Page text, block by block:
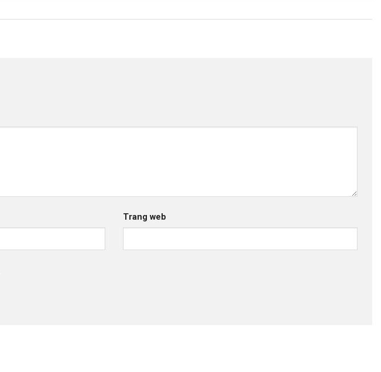
Trang web